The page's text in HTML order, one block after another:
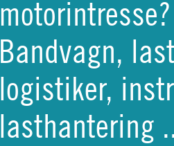
motorintresse?
Bandvagn,
logistiker,
lasthantering